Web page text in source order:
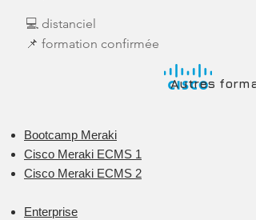
💻 distanciel
📌 formation confirmée
Autres
Bootcamp Meraki
Cisco Meraki ECMS 1
Cisco Meraki ECMS 2
Enterprise